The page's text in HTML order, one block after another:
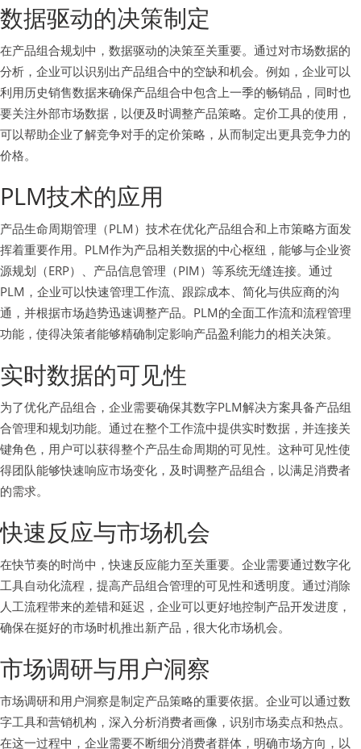
数据驱动的决策制定
在产品组合规划中，数据驱动的决策至关重要。通过对市场数据的
分析，企业可以识别出产品组合中的空缺和机会。例如，企业可以
利用历史销售数据来确保产品组合中包含上一季的畅销品，同时也
要关注外部市场数据，以便及时调整产品策略。定价工具的使用，
可以帮助企业了解竞争对手的定价策略，从而制定出更具竞争力的
价格。
PLM技术的应用
产品生命周期管理（PLM）技术在优化产品组合和上市策略方面发
挥着重要作用。PLM作为产品相关数据的中心枢纽，能够与企业资
源规划（ERP）、产品信息管理（PIM）等系统无缝连接。通过
PLM，企业可以快速管理工作流、跟踪成本、简化与供应商的沟
通，并根据市场趋势迅速调整产品。PLM的全面工作流和流程管理
功能，使得决策者能够精确制定影响产品盈利能力的相关决策。
实时数据的可见性
为了优化产品组合，企业需要确保其数字PLM解决方案具备产品组
合管理和规划功能。通过在整个工作流中提供实时数据，并连接关
键角色，用户可以获得整个产品生命周期的可见性。这种可见性使
得团队能够快速响应市场变化，及时调整产品组合，以满足消费者
的需求。
快速反应与市场机会
在快节奏的时尚中，快速反应能力至关重要。企业需要通过数字化
工具自动化流程，提高产品组合管理的可见性和透明度。通过消除
人工流程带来的差错和延迟，企业可以更好地控制产品开发进度，
确保在挺好的市场时机推出新产品，很大化市场机会。
市场调研与用户洞察
市场调研和用户洞察是制定产品策略的重要依据。企业可以通过数
字工具和营销机构，深入分析消费者画像，识别市场卖点和热点。
在这一过程中，企业需要不断细分消费者群体，明确市场方向，以